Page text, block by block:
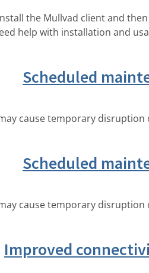
the Mullvad client and
help with installation and
Scheduled
cause temporary disruption
Scheduled
cause temporary disruption
Improved